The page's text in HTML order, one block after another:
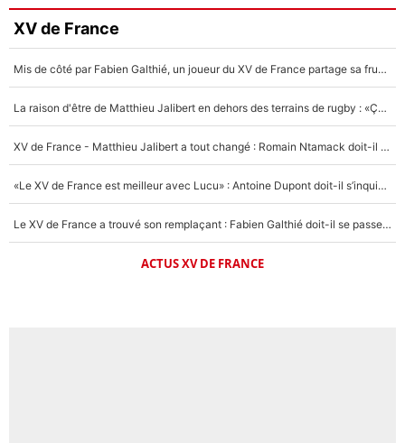
XV de France
Mis de côté par Fabien Galthié, un joueur du XV de France partage sa frustration : «ils ne me l’ont pas dit tout de suite»
La raison d'être de Matthieu Jalibert en dehors des terrains de rugby : «Ça m'atteint autant que si tu touches à un membre de ma famille»
XV de France - Matthieu Jalibert a tout changé : Romain Ntamack doit-il s’inquiéter pour sa place à un an de la Coupe du monde ?
«Le XV de France est meilleur avec Lucu» : Antoine Dupont doit-il s’inquiéter pour sa place ?
Le XV de France a trouvé son remplaçant : Fabien Galthié doit-il se passer d'Antoine Dupont ?
ACTUS XV DE FRANCE